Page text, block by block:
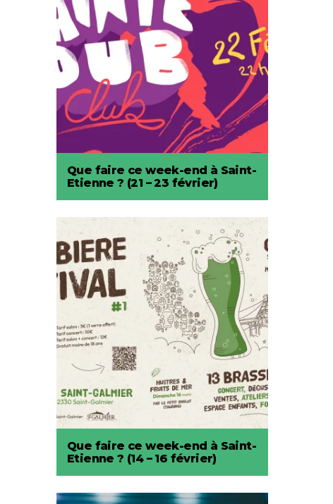
Que faire ce week-end à Saint-
Etienne ? (21 – 23 février)
Que faire ce week-end à Saint-
Etienne ? (14 – 16 février)